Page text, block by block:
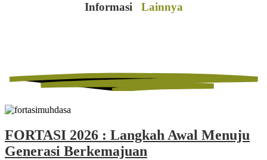
Informasi Lainnya
FORTASI 2026 : Langkah Awal Menuju
Generasi Berkemajuan